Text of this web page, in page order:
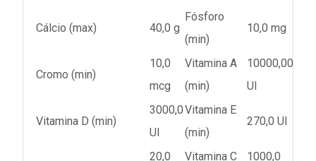
Cálcio (max) 40,0 g
Fósforo
(min)
10,0 mg
Cromo (min)
10,0
mcg
Vitamina A
(min)
10000,00
UI
Vitamina D (min)
3000,0
UI
Vitamina E
(min)
270,0 UI
20,0 Vitamina C 1000,0